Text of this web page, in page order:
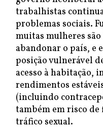
trabalhistas
problemas sociais.
muitas mulheres
abandonar o país, e
posição vulnerável
acesso à habitação,
rendimentos
(incluindo
também em risco de
tráfico sexual.